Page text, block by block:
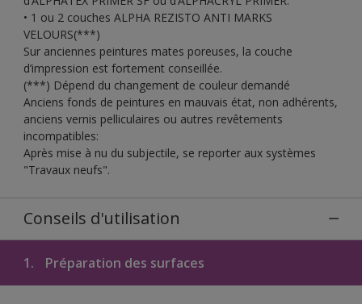
• 1 ou 2 couches ALPHA REZISTO ANTI MARKS
VELOURS(***)
Sur anciennes peintures mates poreuses, la couche
d’impression est fortement conseillée.
(***) Dépend du changement de couleur demandé
Anciens fonds de peintures en mauvais état, non adhérents,
anciens vernis pelliculaires ou autres revêtements
incompatibles:
Après mise à nu du subjectile, se reporter aux systèmes
"Travaux neufs".
Conseils d'utilisation
1. Préparation des surfaces